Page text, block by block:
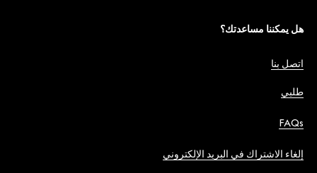
هل يمكننا مساعدتك؟
اتصل بنا
طلبي
FAQs
إلغاء الاشتراك في البريد الإلكتروني